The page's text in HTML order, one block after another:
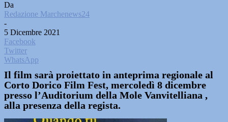
Da
Redazione Marchenews24
-
5 Dicembre 2021
Facebook
Twitter
WhatsApp
Il film sarà proiettato in anteprima regionale al
Corto Dorico Film Fest, mercoledì 8 dicembre
presso l’Auditorium della Mole Vanvitelliana ,
alla presenza della regista.